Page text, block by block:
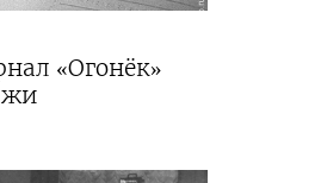
«Огонёк»